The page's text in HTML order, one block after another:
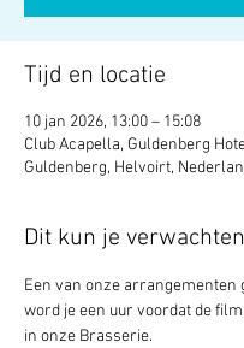
Tijd en locatie
10 jan 2026, 13:00 – 15:08
Club Acapella, Guldenberg
Guldenberg, Helvoirt,
Dit kun je verwachten
Een van onze arrangementen
word je een uur voordat de
in onze Brasserie.